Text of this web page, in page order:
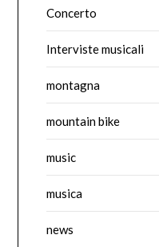
Concerto
Interviste musicali
montagna
mountain bike
music
musica
news